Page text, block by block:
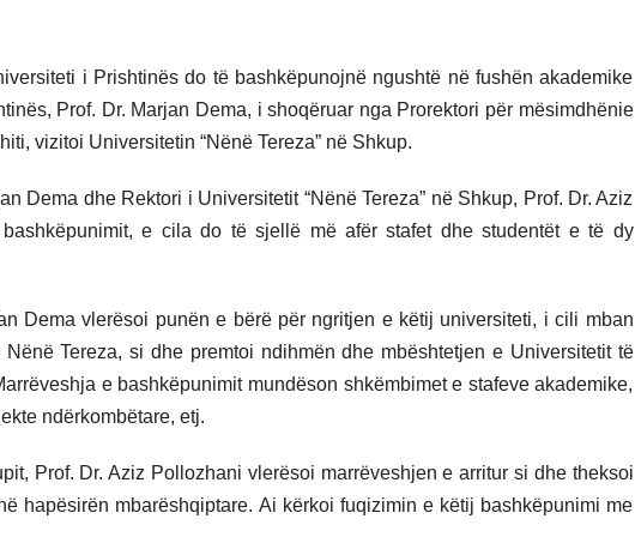
i Prishtinës do të bashkëpunojnë ngushtë në fushën akademike
Prof. Dr. Marjan Dema, i shoqëruar nga Prorektori për mësimdhënie
vizitoi Universitetin “Nënë Tereza” në Shkup.
Dema dhe Rektori i Universitetit “Nënë Tereza” në Shkup, Prof. Dr. Aziz
e cila do të sjellë më afër stafet dhe studentët e të dy
Dema vlerësoi punën e bërë për ngritjen e këtij universiteti, i cili mban
Tereza, si dhe premtoi ndihmën dhe mbështetjen e Universitetit të
e bashkëpunimit mundëson shkëmbimet e stafeve akademike,
ndërkombëtare, etj.
Prof. Dr. Aziz Pollozhani vlerësoi marrëveshjen e arritur si dhe theksoi
hapësirën mbarëshqiptare. Ai kërkoi fuqizimin e këtij bashkëpunimi me